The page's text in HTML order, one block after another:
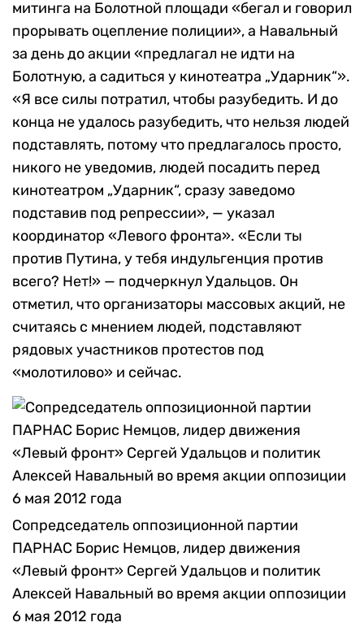
митинга на Болотной площади «бегал и говорил
прорывать оцепление полиции», а Навальный
за день до акции «предлагал не идти на
Болотную, а садиться у кинотеатра „Ударник“».
«Я все силы потратил, чтобы разубедить. И до
конца не удалось разубедить, что нельзя людей
подставлять, потому что предлагалось просто,
никого не уведомив, людей посадить перед
кинотеатром „Ударник“, сразу заведомо
подставив под репрессии», — указал
координатор «Левого фронта». «Если ты
против Путина, у тебя индульгенция против
всего? Нет!» — подчеркнул Удальцов. Он
отметил, что организаторы массовых акций, не
считаясь с мнением людей, подставляют
рядовых участников протестов под
«молотилово» и сейчас.
Сопредседатель оппозиционной партии
ПАРНАС Борис Немцов, лидер движения
«Левый фронт» Сергей Удальцов и политик
Алексей Навальный во время акции оппозиции
6 мая 2012 года